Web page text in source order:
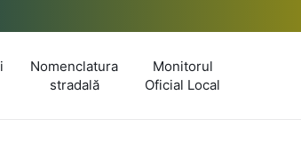
Nomenclatura
stradală
Monitorul
Oficial Local